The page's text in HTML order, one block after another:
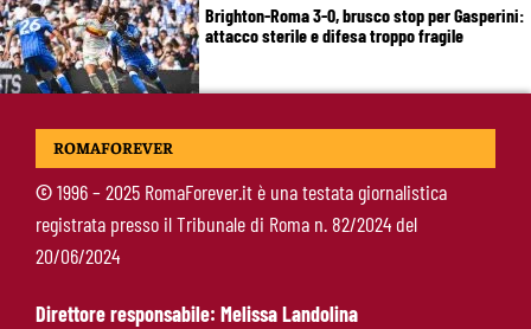
Brighton-Roma 3-0, brusco stop per Gasperini:
attacco sterile e difesa troppo fragile
McKennie sorprende tutti: “Il mio idolo era
ROMAFOREVER
©1996 – 2025 RomaForever.it è una testata giornalistica
registrata presso il Tribunale di Roma n. 82/2024 del
20/06/2024
Direttore responsabile: Melissa Landolina